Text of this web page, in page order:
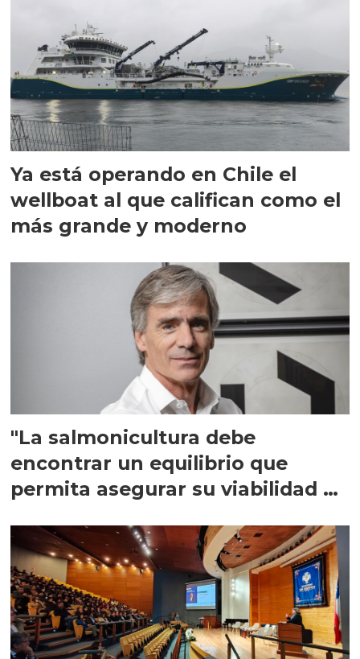
Ya está operando en Chile el
wellboat al que califican como el
más grande y moderno
"La salmonicultura debe
encontrar un equilibrio que
permita asegurar su viabilidad de